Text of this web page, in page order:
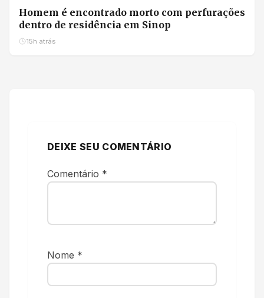
Homem é encontrado morto com perfurações
dentro de residência em Sinop
15h atrás
DEIXE SEU COMENTÁRIO
Comentário *
Nome *